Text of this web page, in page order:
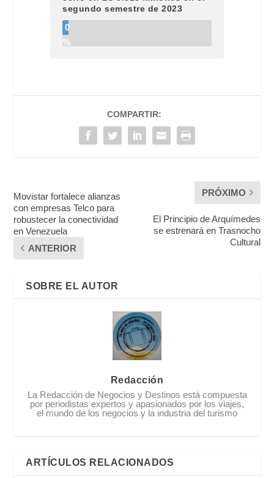
segundo semestre de 2023
0
%
COMPARTIR:
Movistar fortalece alianzas
con empresas Telco para
robustecer la conectividad
en Venezuela
ANTERIOR
PRÓXIMO
El Principio de Arquímedes
se estrenará en Trasnocho
Cultural
SOBRE EL AUTOR
Redacción
La Redacción de Negocios y Destinos está compuesta
por periodistas expertos y apasionados por los viajes,
el mundo de los negocios y la industria del turismo
ARTÍCULOS RELACIONADOS